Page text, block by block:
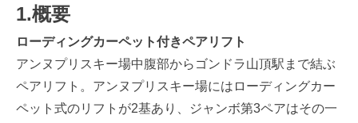
1.概要
ローディングカーペット付きペアリフト
アンヌプリスキー場中腹部からゴンドラ山頂駅まで結ぶ
ペアリフト。アンヌプリスキー場にはローディングカー
ペット式のリフトが2基あり、ジャンボ第3ペアはその一